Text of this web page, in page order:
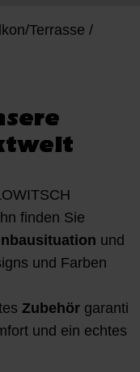
Terrasse /
finden Sie
und
und Farben
Zubehör garanti
und ein echtes